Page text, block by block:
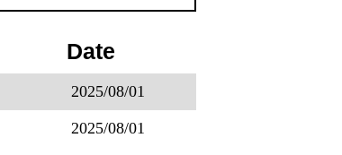
Date
2025/08/01
2025/08/01